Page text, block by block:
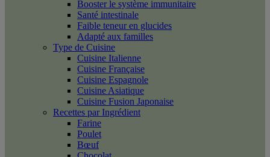
Booster le système immunitaire
Santé intestinale
Faible teneur en glucides
Adapté aux familles
Type de Cuisine
Cuisine Italienne
Cuisine Française
Cuisine Espagnole
Cuisine Asiatique
Cuisine Fusion Japonaise
Recettes par Ingrédient
Farine
Poulet
Bœuf